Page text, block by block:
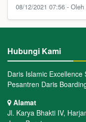
08/12/2021 07:56 -
Hubungi Kami
Daris Islamic
Pesantren Daris
Alamat
Jl. Karya Bhakti IV,